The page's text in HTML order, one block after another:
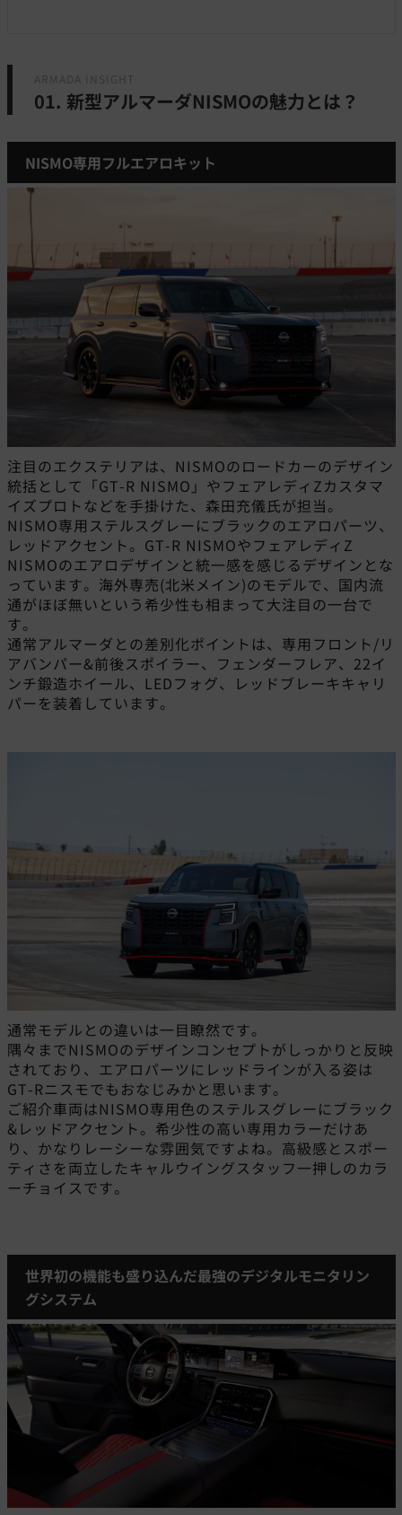
ARMADA INSIGHT
01. 新型アルマーダNISMOの魅力とは？
NISMO専用フルエアロキット
注目のエクステリアは、NISMOのロードカーのデザイン
統括として「GT-R NISMO」やフェアレディZカスタマ
イズプロトなどを手掛けた、森田充儀氏が担当。
NISMO専用ステルスグレーにブラックのエアロパーツ、
レッドアクセント。GT-R NISMOやフェアレディZ
NISMOのエアロデザインと統一感を感じるデザインとな
っています。海外専売(北米メイン)のモデルで、国内流
通がほぼ無いという希少性も相まって大注目の一台で
す。
通常アルマーダとの差別化ポイントは、専用フロント/リ
アバンパー&前後スポイラー、フェンダーフレア、22イ
ンチ鍛造ホイール、LEDフォグ、レッドブレーキキャリ
パーを装着しています。
通常モデルとの違いは一目瞭然です。
隅々までNISMOのデザインコンセプトがしっかりと反映
されており、エアロパーツにレッドラインが入る姿は
GT-Rニスモでもおなじみかと思います。
ご紹介車両はNISMO専用色のステルスグレーにブラック
&レッドアクセント。希少性の高い専用カラーだけあ
り、かなりレーシーな雰囲気ですよね。高級感とスポー
ティさを両立したキャルウイングスタッフ一押しのカラ
ーチョイスです。
世界初の機能も盛り込んだ最強のデジタルモニタリン
グシステム